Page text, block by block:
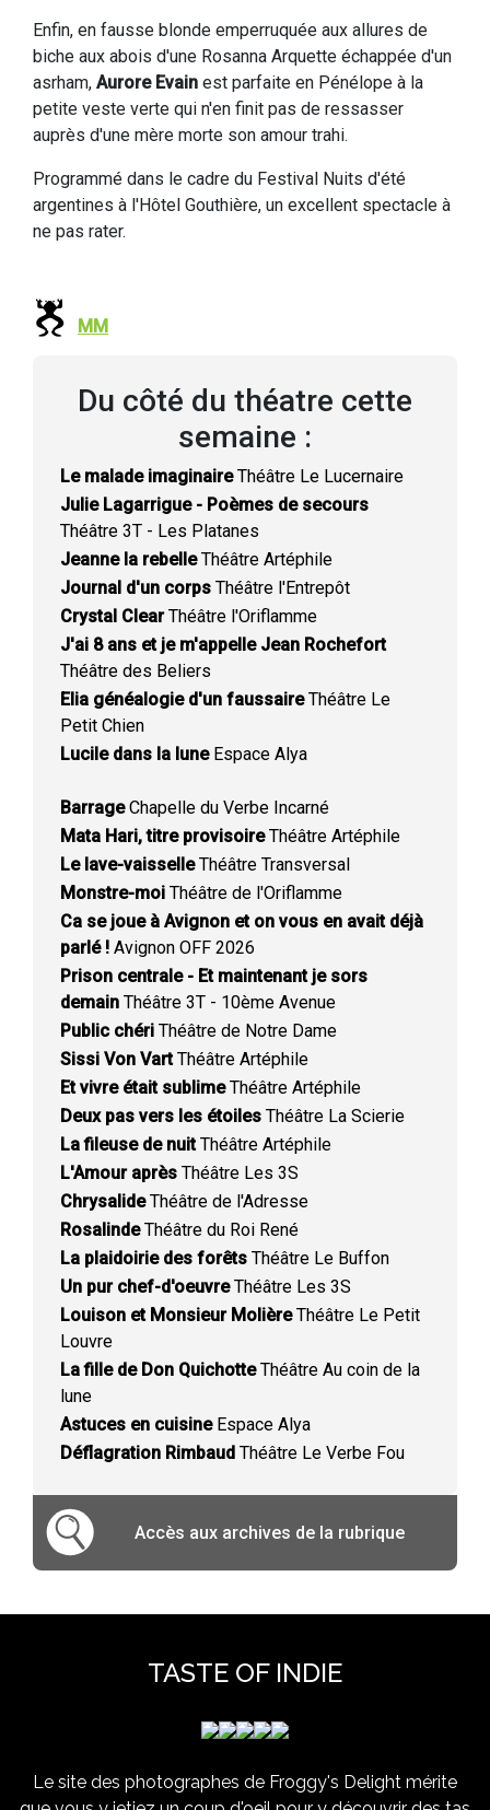
Enfin, en fausse blonde emperruquée aux allures de
biche aux abois d'une Rosanna Arquette échappée d'un
asrham, Aurore Evain est parfaite en Pénélope à la
petite veste verte qui n'en finit pas de ressasser
auprès d'une mère morte son amour trahi.
Programmé dans le cadre du Festival Nuits d'été
argentines à l'Hôtel Gouthière, un excellent spectacle à
ne pas rater.
MM
Du côté du théatre cette
semaine :
Le malade imaginaireThéâtre Le Lucernaire
Julie Lagarrigue - Poèmes de secours
Théâtre 3T - Les Platanes
Jeanne la rebelleThéâtre Artéphile
Journal d'un corps Théâtre l'Entrepôt
Crystal ClearThéâtre l'Oriflamme
J'ai 8 ans et je m'appelle Jean Rochefort
Théâtre des Beliers
Elia généalogie d'un faussaireThéâtre Le
Petit Chien
Lucile dans la luneEspace Alya
BarrageChapelle du Verbe Incarné
Mata Hari, titre provisoireThéâtre Artéphile
Le lave-vaisselleThéâtre Transversal
Monstre-moi Théâtre de l'Oriflamme
Ca se joue à Avignon et on vous en avait déjà
parlé ! Avignon OFF 2026
Prison centrale - Et maintenant je sors
demain Théâtre 3T - 10ème Avenue
Public chéri Théâtre de Notre Dame
Sissi Von VartThéâtre Artéphile
Et vivre était sublimeThéâtre Artéphile
Deux pas vers les étoiles Théâtre La Scierie
La fileuse de nuitThéâtre Artéphile
L'Amour après Théâtre Les 3S
ChrysalideThéâtre de l'Adresse
RosalindeThéâtre du Roi René
La plaidoirie des forêts Théâtre Le Buffon
Un pur chef-d'oeuvreThéâtre Les 3S
Louison et Monsieur MolièreThéâtre Le Petit
Louvre
La fille de Don QuichotteThéâtre Au coin de la
lune
Astuces en cuisineEspace Alya
Déflagration Rimbaud Théâtre Le Verbe Fou
Accès aux archives de la rubrique
TASTE OF INDIE
Le site des photographes de Froggy's Delight mérite